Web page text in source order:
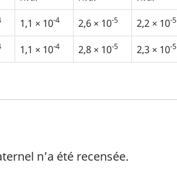
1,1 × 10-4 2,6 × 10-5 2,2 × 10-5
1,1 × 10-4 2,8 × 10-5 2,3 × 10-5
n’a été recensée.